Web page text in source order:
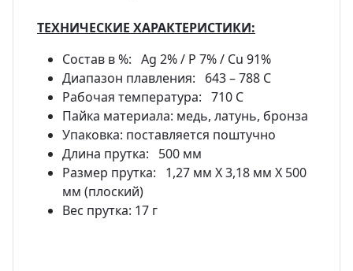
ТЕХНИЧЕСКИЕ ХАРАКТЕРИСТИКИ:
Состав в %: Ag 2% / Р 7% / Cu 91%
Диапазон плавления: 643 – 788 С
Рабочая температура: 710 С
Пайка материала: медь, латунь, бронза
Упаковка: поставляется поштучно
Длина прутка: 500 мм
Размер прутка: 1,27 мм Х 3,18 мм Х 500
мм (плоский)
Вес прутка: 17 г